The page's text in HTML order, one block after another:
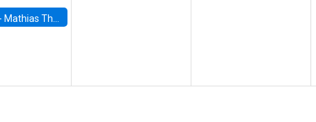
Mathias Thoenig, University of Lausanne